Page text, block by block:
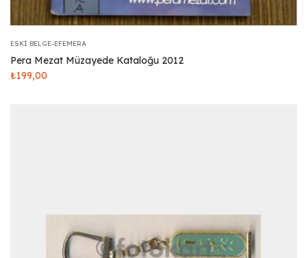
ESKI BELGE-EFEMERA
Pera Mezat Müzayede Kataloğu 2012
₺199,00